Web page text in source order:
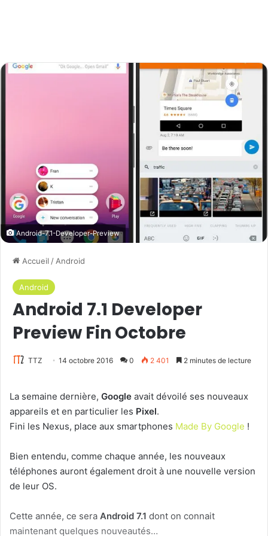
Android-7.1-Developer-Preview
Accueil /Android
Android
Android 7.1 Developer
Preview Fin Octobre
TTZ 14 octobre 2016 0 2 401 2 minutes de lecture
La semaine dernière, Google avait dévoilé ses nouveaux
appareils et en particulier les Pixel.
Fini les Nexus, place aux smartphones Made By Google !
Bien entendu, comme chaque année, les nouveaux
téléphones auront également droit à une nouvelle version
de leur OS.
Cette année, ce sera Android 7.1 dont on connait
maintenant quelques nouveautés…